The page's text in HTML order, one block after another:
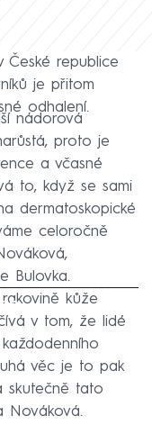
České republice
je přitom
odhalení.
nádorová
proto je
a včasné
to, když se sami
dermatoskopické
celoročně
Bulovka.
kůže
v tom, že lidé
věc je to pak
skutečně tato
Nováková.